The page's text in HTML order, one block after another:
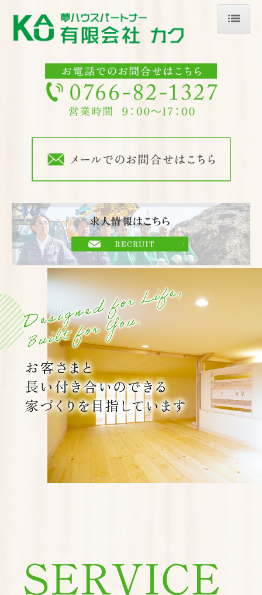
カクの強み
施工事例
家づくりについて
住宅設計・施工
デコスドライ工法
地盤調査・地盤改良
地盤改良のキソ知識
エコ地盤改良工法とは
地盤沈下修正